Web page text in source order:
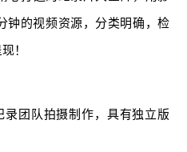
钟的视频资源，分类明确，检
！
录团队拍摄制作，具有独立版